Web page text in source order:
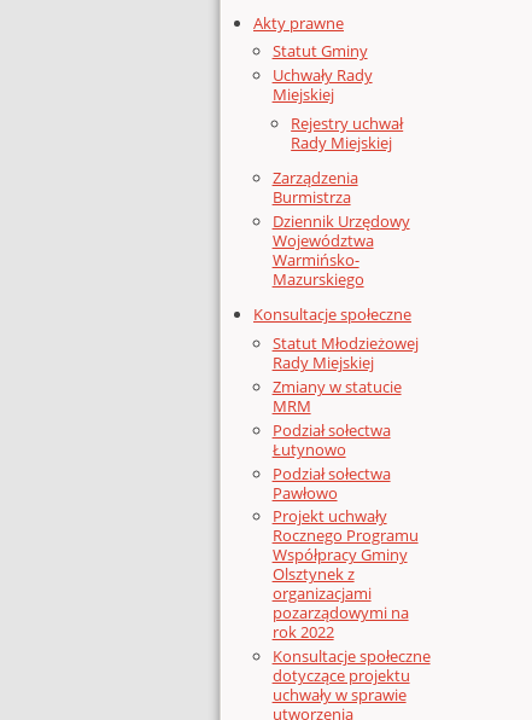
Akty prawne
Statut Gminy
Uchwały Rady
Miejskiej
Rejestry uchwał
Rady Miejskiej
Zarządzenia
Burmistrza
Dziennik Urzędowy
Województwa
Warmińsko-
Mazurskiego
Konsultacje społeczne
Statut Młodzieżowej
Rady Miejskiej
Zmiany w statucie
MRM
Podział sołectwa
Łutynowo
Podział sołectwa
Pawłowo
Projekt uchwały
Rocznego Programu
Współpracy Gminy
Olsztynek z
organizacjami
pozarządowymi na
rok 2022
Konsultacje społeczne
dotyczące projektu
uchwały w sprawie
utworzenia